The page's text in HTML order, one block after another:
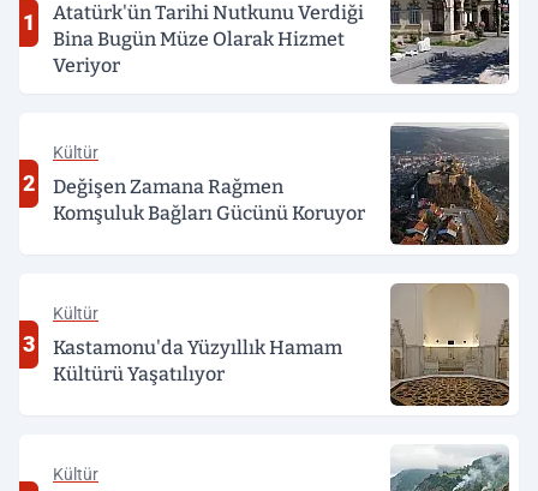
1
Atatürk'ün Tarihi Nutkunu Verdiği
Bina Bugün Müze Olarak Hizmet
Veriyor
2
Kültür
Değişen Zamana Rağmen
Komşuluk Bağları Gücünü Koruyor
3
Kültür
Kastamonu'da Yüzyıllık Hamam
Kültürü Yaşatılıyor
Kültür